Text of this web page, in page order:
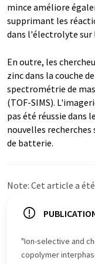
mince améliore
supprimant les
dans l'électrolyte sur
En outre, les
zinc dans la couche
spectrométrie de
(TOF-SIMS).
pas été réussie dans
nouvelles recherches
de batterie.
Note: Cet article a
propose ces
été traduit avec
qu'il contienne des
"Ion-selective and
copolymer